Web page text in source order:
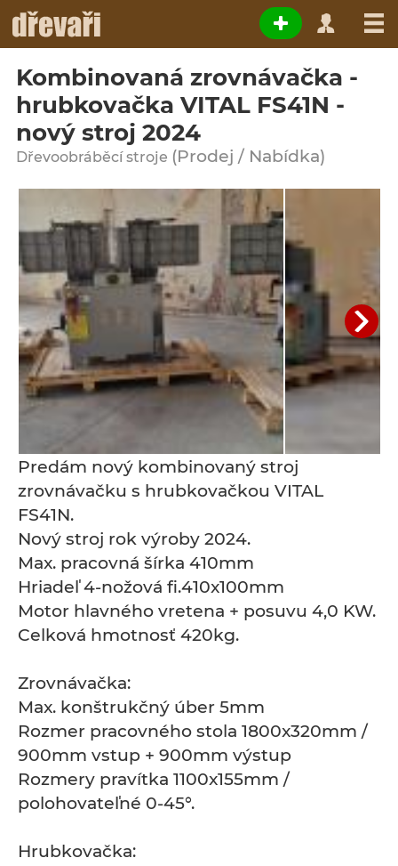
Kombinovaná zrovnávačka -
hrubkovačka VITAL FS41N -
nový stroj 2024
Dřevoobráběcí stroje (Prodej / Nabídka)
Predám nový kombinovaný stroj
zrovnávačku s hrubkovačkou VITAL
FS41N.
Nový stroj rok výroby 2024.
Max. pracovná šírka 410mm
Hriadeľ 4-nožová fi.410x100mm
Motor hlavného vretena + posuvu 4,0 KW.
Celková hmotnosť 420kg.
Zrovnávačka:
Max. konštrukčný úber 5mm
Rozmer pracovného stola 1800x320mm /
900mm vstup + 900mm výstup
Rozmery pravítka 1100x155mm /
polohovateľné 0-45°.
Hrubkovačka: